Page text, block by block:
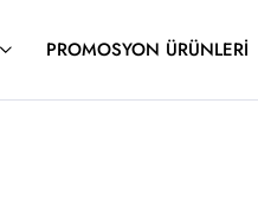
PROMOSYON ÜRÜNLERI